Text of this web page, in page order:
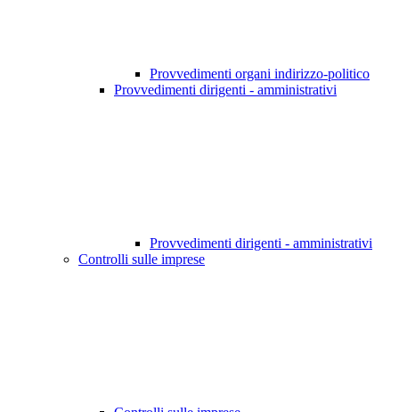
Provvedimenti organi indirizzo-politico
Provvedimenti dirigenti - amministrativi
Provvedimenti dirigenti - amministrativi
Controlli sulle imprese